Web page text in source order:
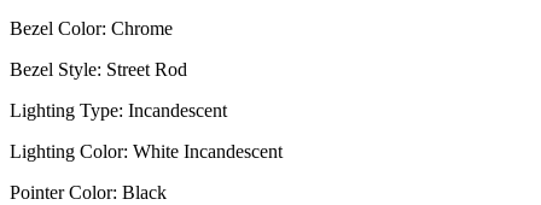
Bezel Color: Chrome
Bezel Style: Street Rod
Lighting Type: Incandescent
Lighting Color: White Incandescent
Pointer Color: Black